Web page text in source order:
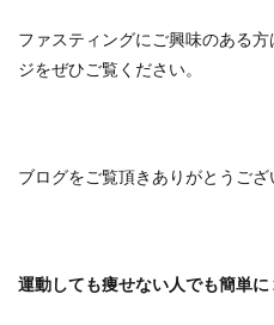
ファスティングにご興味のある
ジをぜひご覧ください。
ブログをご覧頂きありがとうござ
運動しても痩せない人でも簡単